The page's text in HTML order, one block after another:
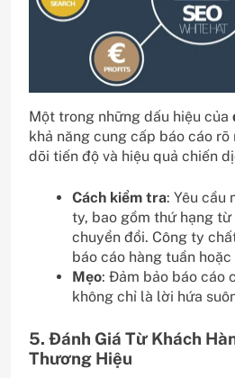
Một trong những dấu hiệu của
khả năng cung cấp báo cáo
dõi tiến độ và hiệu quả chiến
Cách kiểm tra: Yêu cầu
ty, bao gồm thứ hạng
chuyển đổi. Công ty
báo cáo hàng tuần
Mẹo: Đảm bảo báo cáo
không chỉ là lời hứa
5. Đánh Giá Từ Khách
Thương Hiệu